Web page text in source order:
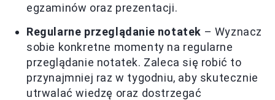
egzaminów oraz prezentacji.
Regularne przeglądanie notatek – Wyznacz
sobie konkretne momenty na regularne
przeglądanie notatek. Zaleca się robić to
przynajmniej raz w tygodniu, aby skutecznie
utrwalać wiedzę oraz dostrzegać